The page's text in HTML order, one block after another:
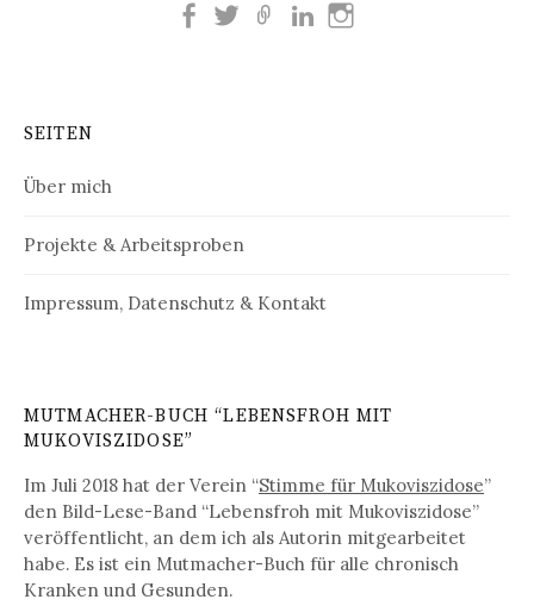
SEITEN
Über mich
Projekte & Arbeitsproben
Impressum, Datenschutz & Kontakt
MUTMACHER-BUCH “LEBENSFROH MIT
MUKOVISZIDOSE”
Im Juli 2018 hat der Verein “Stimme für Mukoviszidose”
den Bild-Lese-Band “Lebensfroh mit Mukoviszidose”
veröffentlicht, an dem ich als Autorin mitgearbeitet
habe. Es ist ein Mutmacher-Buch für alle chronisch
Kranken und Gesunden.